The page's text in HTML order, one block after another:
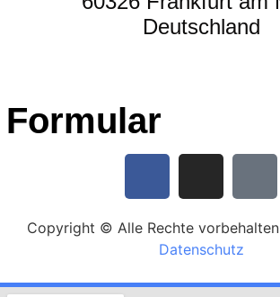
Deutschland
Formular
Copyright © Alle Rechte vorbehalten
Datenschutz